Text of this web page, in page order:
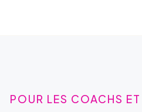
POUR LES COACHS